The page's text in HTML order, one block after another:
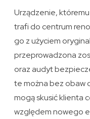
Urządzenie,
trafi do centrum
go z użyciem
przeprowadzona
oraz audyt
te można bez obaw
mogą skusić klienta
względem nowego